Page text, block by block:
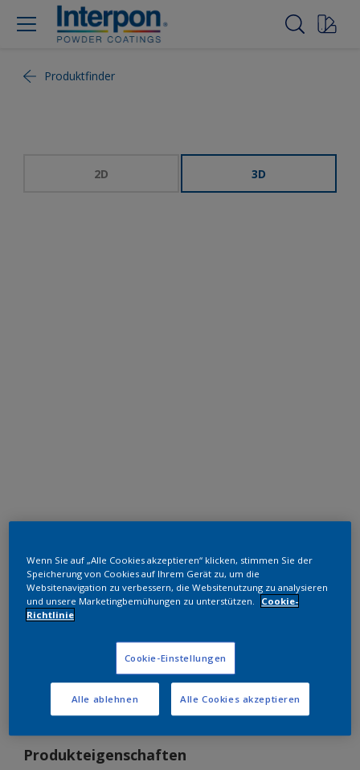
Produktfinder
2D 3D
RAL 3011 CA
HGF03R
Muster bestellen
Bestellen Sie direkt im Webshop
Produkteigenschaften
Wenn Sie auf „Alle Cookies akzeptieren“ klicken, stimmen Sie der
Speicherung von Cookies auf Ihrem Gerät zu, um die
Websitenavigation zu verbessern, die Websitenutzung zu analysieren
und unsere Marketingbemühungen zu unterstützen.
Cookie-
Richtlinie
Cookie-Einstellungen
Alle ablehnen Alle Cookies akzeptieren